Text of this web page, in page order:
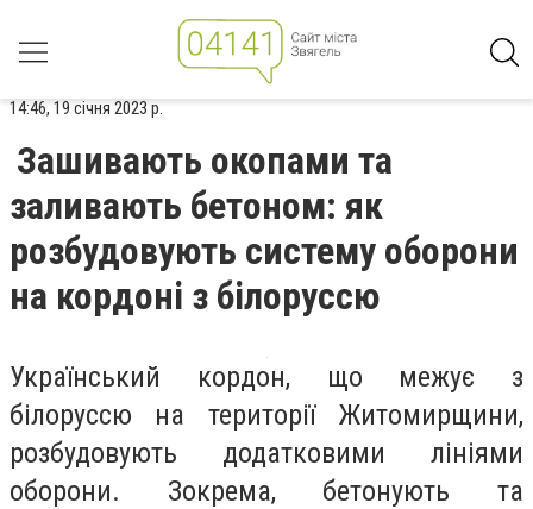
14:46, 19 січня 2023 р.
Зашивають окопами та
заливають бетоном: як
розбудовують систему оборони
на кордоні з білоруссю
Український кордон, що межує з
білоруссю на території Житомирщини,
розбудовують додатковими лініями
оборони. Зокрема, бетонують та